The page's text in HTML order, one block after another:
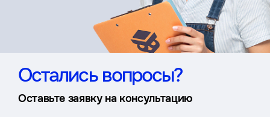
Остались вопросы?
Оставьте заявку на консультацию